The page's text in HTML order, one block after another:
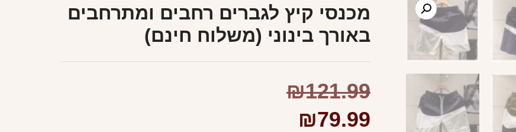
מכנסי קיץ לגברים רחבים ומתרחבים
באורך בינוני (משלוח חינם)
₪121.99
₪79.99